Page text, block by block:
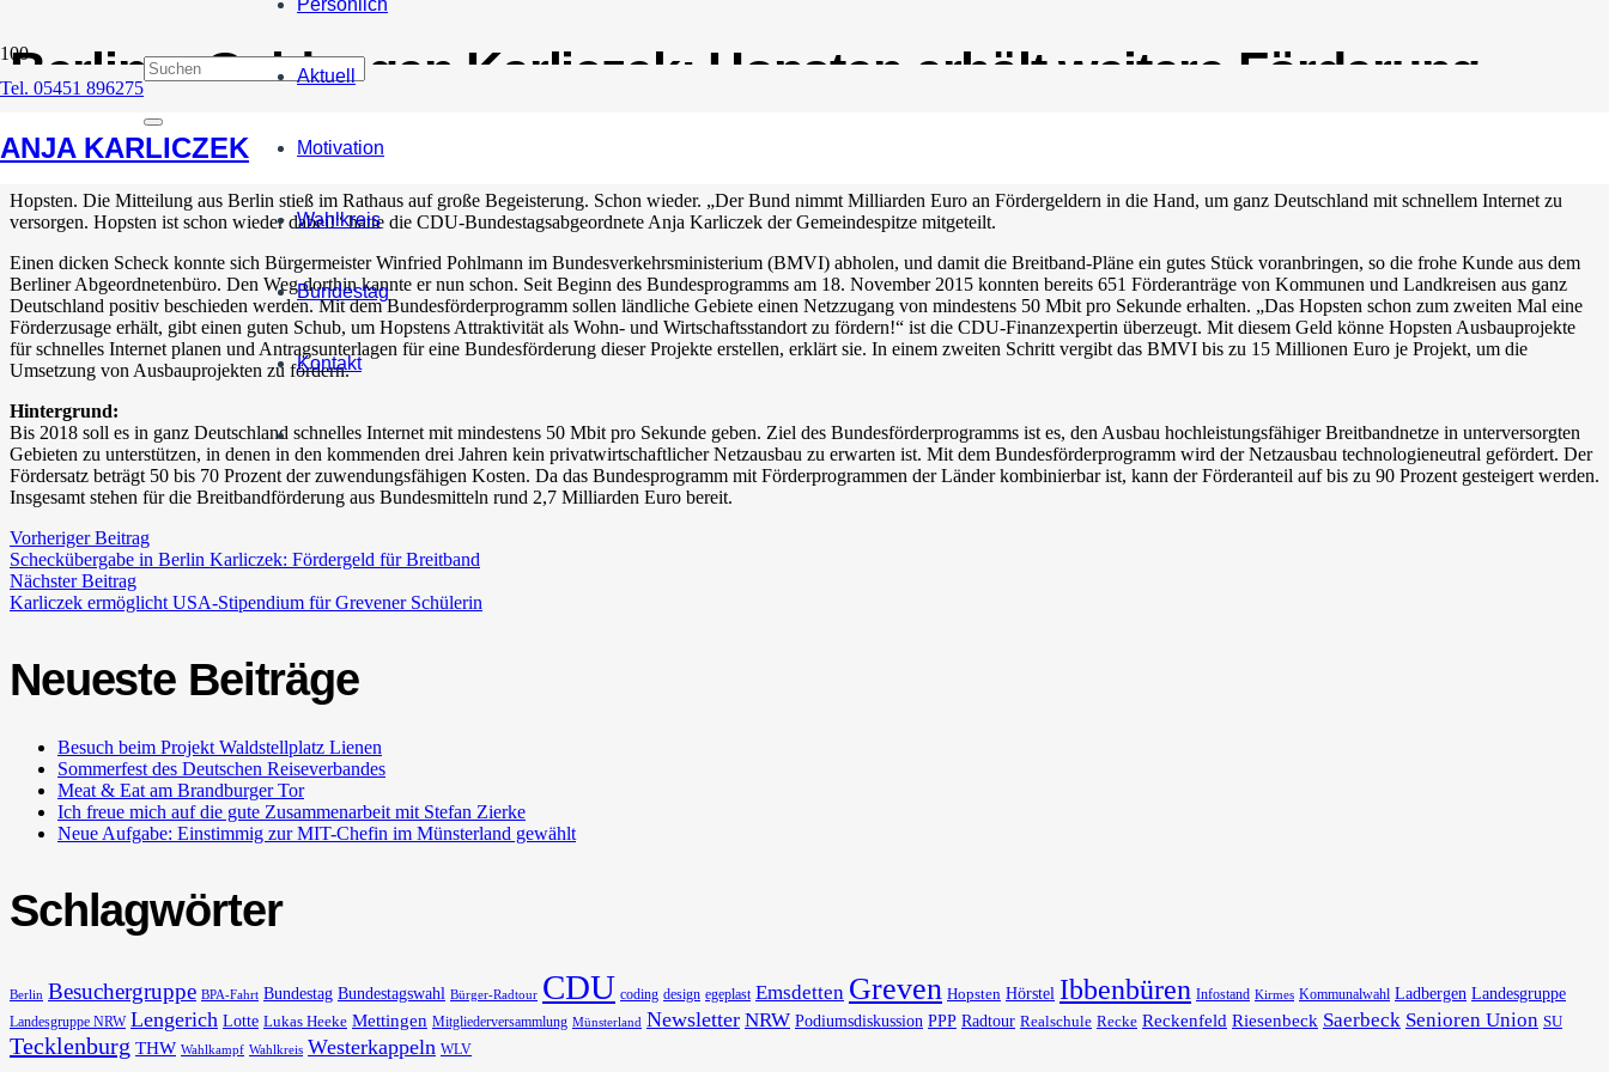
Tel. 05451 896275
ANJA KARLICZEK
Aktuell
Motivation
Wahlkreis
Bundestag
Kontakt
Berliner Geldsegen Karliczek: Hopsten erhält weitere Förderung
Hopsten. Die Mitteilung aus Berlin stieß im Rathaus auf große Begeisterung. Schon wieder. „Der Bund nimmt Milliarden Euro an Fördergeldern in die Hand, um ganz Deutschland mit schnellem Internet zu
versorgen. Hopsten ist schon wieder dabei!“ hatte die CDU-Bundestagsabgeordnete Anja Karliczek der Gemeindespitze mitgeteilt.
Einen dicken Scheck konnte sich Bürgermeister Winfried Pohlmann im Bundesverkehrsministerium (BMVI) abholen, und damit die Breitband-Pläne ein gutes Stück voranbringen, so die frohe Kunde aus dem
Berliner Abgeordnetenbüro. Den Weg dorthin kannte er nun schon. Seit Beginn des Bundesprogramms am 18. November 2015 konnten bereits 651 Förderanträge von Kommunen und Landkreisen aus ganz
Deutschland positiv beschieden werden. Mit dem Bundesförderprogramm sollen ländliche Gebiete einen Netzzugang von mindestens 50 Mbit pro Sekunde erhalten. „Das Hopsten schon zum zweiten Mal eine
Förderzusage erhält, gibt einen guten Schub, um Hopstens Attraktivität als Wohn- und Wirtschaftsstandort zu fördern!“ ist die CDU-Finanzexpertin überzeugt. Mit diesem Geld könne Hopsten Ausbauprojekte
für schnelles Internet planen und Antragsunterlagen für eine Bundesförderung dieser Projekte erstellen, erklärt sie. In einem zweiten Schritt vergibt das BMVI bis zu 15 Millionen Euro je Projekt, um die
Umsetzung von Ausbauprojekten zu fördern.
Hintergrund:
Bis 2018 soll es in ganz Deutschland schnelles Internet mit mindestens 50 Mbit pro Sekunde geben. Ziel des Bundesförderprogramms ist es, den Ausbau hochleistungsfähiger Breitbandnetze in unterversorgten
Gebieten zu unterstützen, in denen in den kommenden drei Jahren kein privatwirtschaftlicher Netzausbau zu erwarten ist. Mit dem Bundesförderprogramm wird der Netzausbau technologieneutral gefördert. Der
Fördersatz beträgt 50 bis 70 Prozent der zuwendungsfähigen Kosten. Da das Bundesprogramm mit Förderprogrammen der Länder kombinierbar ist, kann der Förderanteil auf bis zu 90 Prozent gesteigert werden.
Insgesamt stehen für die Breitbandförderung aus Bundesmitteln rund 2,7 Milliarden Euro bereit.
Vorheriger Beitrag
Scheckübergabe in Berlin Karliczek: Fördergeld für Breitband
Nächster Beitrag
Karliczek ermöglicht USA-Stipendium für Grevener Schülerin
Neueste Beiträge
Besuch beim Projekt Waldstellplatz Lienen
Sommerfest des Deutschen Reiseverbandes
Meat & Eat am Brandburger Tor
Ich freue mich auf die gute Zusammenarbeit mit Stefan Zierke
Neue Aufgabe: Einstimmig zur MIT-Chefin im Münsterland gewählt
Schlagwörter
Berlin Besuchergruppe BPA-Fahrt Bundestag Bundestagswahl Bürger-Radtour CDU coding design egeplast Emsdetten Greven Hopsten Hörstel Ibbenbüren Infostand Kirmes Kommunalwahl Ladbergen Landesgruppe
Landesgruppe NRW Lengerich Lotte Lukas Heeke Mettingen Mitgliederversammlung Münsterland Newsletter NRW Podiumsdiskussion PPP Radtour Realschule Recke Reckenfeld Riesenbeck Saerbeck Senioren Union SU
Tecklenburg THW Wahlkampf Wahlkreis Westerkappeln WLV